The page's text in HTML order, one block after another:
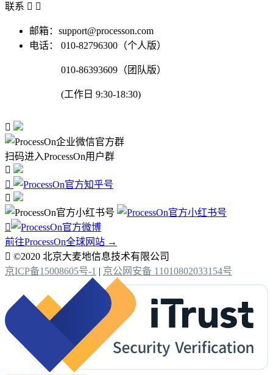
联系  
邮箱：support@processon.com
电话：
010-82796300（个人版）
010-86393609（团队版）
(工作日 9:30-18:30)

扫码进入ProcessOn用户群




前往ProcessOn全球网站 →
 ©2020 北京大麦地信息技术有限公司
京ICP备15008605号-1 | 京公网安备 11010802033154号